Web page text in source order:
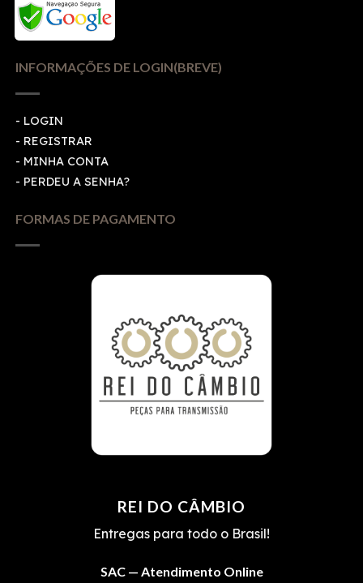
INFORMAÇÕES DE LOGIN(BREVE)
- LOGIN
- REGISTRAR
- MINHA CONTA
- PERDEU A SENHA?
FORMAS DE PAGAMENTO
REI DO CÂMBIO
Entregas para todo o Brasil!
SAC — Atendimento Online